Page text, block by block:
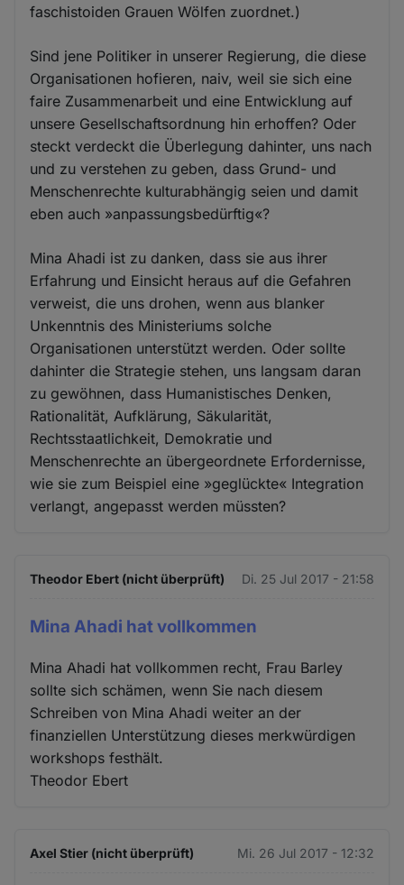
faschistoiden Grauen Wölfen zuordnet.)
Sind jene Politiker in unserer Regierung, die diese
Organisationen hofieren, naiv, weil sie sich eine
faire Zusammenarbeit und eine Entwicklung auf
unsere Gesellschaftsordnung hin erhoffen? Oder
steckt verdeckt die Überlegung dahinter, uns nach
und zu verstehen zu geben, dass Grund- und
Menschenrechte kulturabhängig seien und damit
eben auch »anpassungsbedürftig«?
Mina Ahadi ist zu danken, dass sie aus ihrer
Erfahrung und Einsicht heraus auf die Gefahren
verweist, die uns drohen, wenn aus blanker
Unkenntnis des Ministeriums solche
Organisationen unterstützt werden. Oder sollte
dahinter die Strategie stehen, uns langsam daran
zu gewöhnen, dass Humanistisches Denken,
Rationalität, Aufklärung, Säkularität,
Rechtsstaatlichkeit, Demokratie und
Menschenrechte an übergeordnete Erfordernisse,
wie sie zum Beispiel eine »geglückte« Integration
verlangt, angepasst werden müssten?
Theodor Ebert (nicht überprüft) Di. 25 Jul 2017 - 21:58
Mina Ahadi hat vollkommen
Mina Ahadi hat vollkommen recht, Frau Barley
sollte sich schämen, wenn Sie nach diesem
Schreiben von Mina Ahadi weiter an der
finanziellen Unterstützung dieses merkwürdigen
workshops festhält.
Theodor Ebert
Axel Stier (nicht überprüft) Mi. 26 Jul 2017 - 12:32